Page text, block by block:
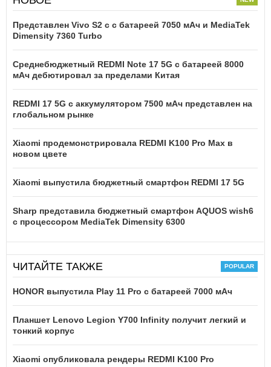
Представлен Vivo S2 с с батареей 7050 мАч и MediaTek
Dimensity 7360 Turbo
Среднебюджетный REDMI Note 17 5G с батареей 8000
мАч дебютировал за пределами Китая
REDMI 17 5G c аккумулятором 7500 мАч представлен на
глобальном рынке
Xiaomi продемонстрировала REDMI K100 Pro Max в
новом цвете
Xiaomi выпустила бюджетный смартфон REDMI 17 5G
Sharp представила бюджетный смартфон AQUOS wish6
с процессором MediaTek Dimensity 6300
ЧИТАЙТЕ ТАКЖЕ
HONOR выпустила Play 11 Pro с батареей 7000 мАч
Планшет Lenovo Legion Y700 Infinity получит легкий и
тонкий корпус
Xiaomi опубликовала рендеры REDMI K100 Pro